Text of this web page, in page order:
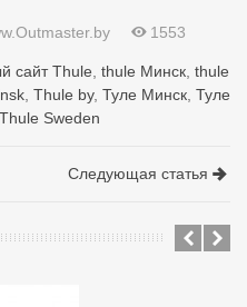
1553
сайт Thule thule Минск thule
Thule by, Туле Минск Туле
Thule Sweden
Следующая статья